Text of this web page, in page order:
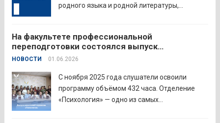
родного языка и родной литературы,
инновационными подходами в
преподавании родного языка и родной
литературы. Цели конкурса: — выявление и
распространение передового
педагогического...
Читать дальше
На факультете профессиональной
переподготовки состоялся выпуск
слушателей отделения «Психология»
НОВОСТИ 01.06.2026
С ноября 2025 года слушатели освоили
программу объёмом 432 часа. Отделение
«Психология» — одно из самых